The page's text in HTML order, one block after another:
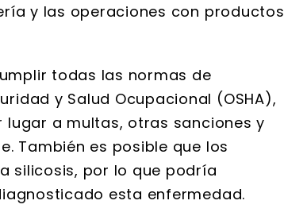
y las operaciones con productos
todas las normas de
y Salud Ocupacional (OSHA),
a multas, otras sanciones y
También es posible que los
silicosis, por lo que podría
esta enfermedad.